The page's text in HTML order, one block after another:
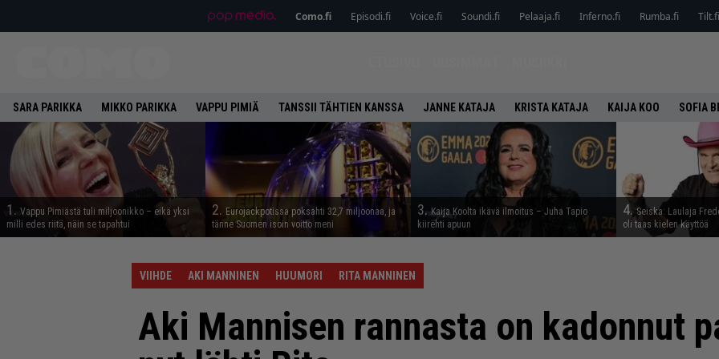
Como.fi Episodi.fi Voice.fi Soundi.fi Pelaaja.fi Inferno.fi Rumba.fi Tilt.fi
SARA PARIKKA MIKKO PARIKKA VAPPU PIMIÄ TANSSII TÄHTIEN KANSSA JANNE KATAJA KRISTA KATAJA KAIJA KOO SOFIA
1. Vappu Pimiästä tuli miljoonikko – eikä yksi
milli edes riitä, näin se tapahtui
2. Eurojackpotissa poksahti 32,7 miljoonaa, ja
tänne Suomen isoin voitto meni
3.Kaija Koolta ikävä ilmoitus – Juha Tapio
kiirehti apuun
4. Seiska: Laulaja
oli taas kielen käyttöä
VIIHDE AKI MANNINEN HUUMORI RITA MANNINEN
Aki Mannisen rannasta on kadonnut